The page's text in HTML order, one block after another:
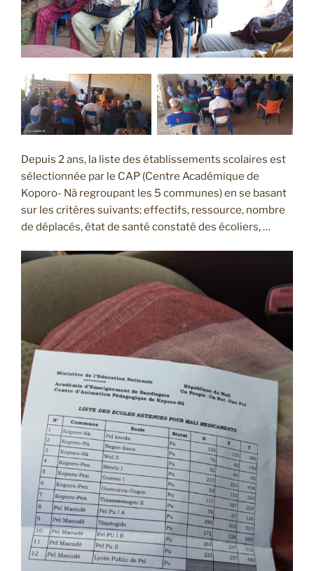
Depuis 2 ans, la liste des établissements scolaires est
sélectionnée par le CAP (Centre Académique de
Koporo- Nà regroupant les 5 communes) en se basant
sur les critères suivants: effectifs, ressource, nombre
de déplacés, état de santé constaté des écoliers, …